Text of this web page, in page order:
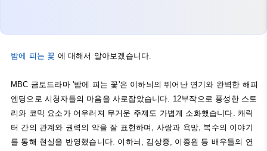
밤에 피는 꽃 에 대해서 알아보겠습니다.
MBC 금토드라마 '밤에 피는 꽃'은 이하늬의 뛰어난 연기와 완벽한 해피
엔딩으로 시청자들의 마음을 사로잡았습니다. 12부작으로 풍성한 스토
리와 코믹 요소가 어우러져 무거운 주제도 가볍게 소화했습니다. 캐릭
터 간의 관계와 권력의 악을 잘 표현하며, 사랑과 욕망, 복수의 이야기
를 통해 현실을 반영했습니다. 이하늬, 김상중, 이종원 등 배우들의 연